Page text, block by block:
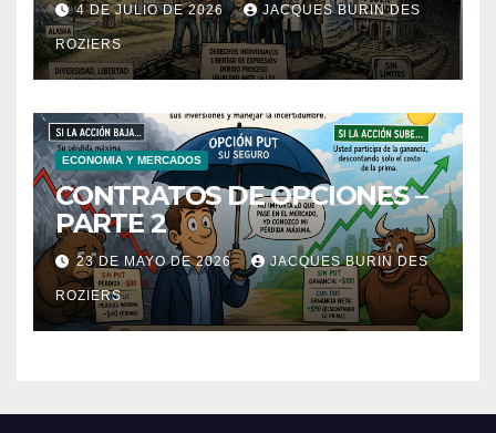
4 DE JULIO DE 2026 JACQUES BURIN DES
ROZIERS
ECONOMIA Y MERCADOS
CONTRATOS DE OPCIONES –
PARTE 2
23 DE MAYO DE 2026 JACQUES BURIN DES
ROZIERS